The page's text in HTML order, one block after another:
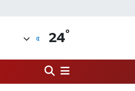
24°